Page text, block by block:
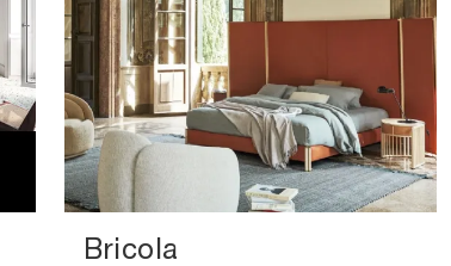
Bricola